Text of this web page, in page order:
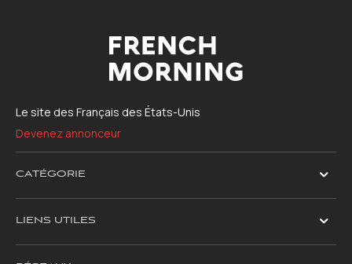
Le site des Français des États-Unis
Devenez annonceur
CATÉGORIE
LIENS UTILES